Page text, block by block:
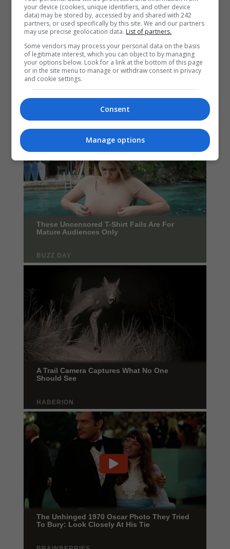
your device (cookies, unique identifiers, and other device
data) may be stored by, accessed by and shared with 242
partners, or used specifically by this site. We and our partners
may use precise geolocation data. List of partners.
Some vendors may process your personal data on the basis
of legitimate interest, which you can object to by managing
your options below. Look for a link at the bottom of this page
or in the site menu to manage or withdraw consent in privacy
and cookie settings.
Consent
Manage options